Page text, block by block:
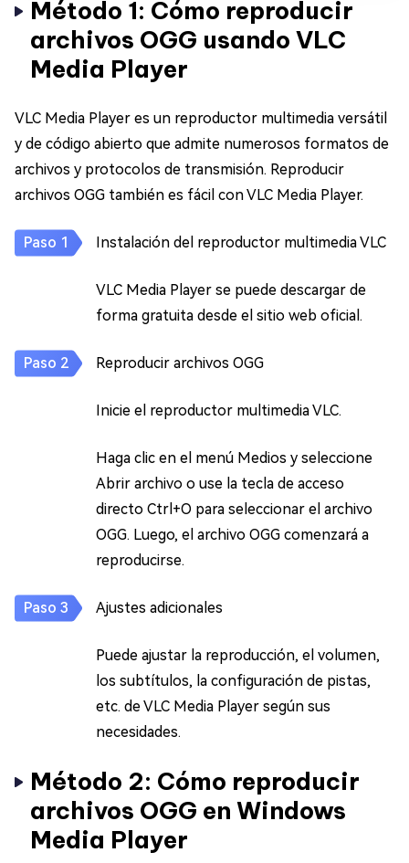
Método 1: Cómo reproducir
archivos OGG usando VLC
Media Player
VLC Media Player es un reproductor multimedia versátil
y de código abierto que admite numerosos formatos de
archivos y protocolos de transmisión. Reproducir
archivos OGG también es fácil con VLC Media Player.
Instalación del reproductor multimedia VLC
VLC Media Player se puede descargar de
forma gratuita desde el sitio web oficial.
Reproducir archivos OGG
Inicie el reproductor multimedia VLC.
Haga clic en el menú Medios y seleccione
Abrir archivo o use la tecla de acceso
directo Ctrl+O para seleccionar el archivo
OGG. Luego, el archivo OGG comenzará a
reproducirse.
Ajustes adicionales
Puede ajustar la reproducción, el volumen,
los subtítulos, la configuración de pistas,
etc. de VLC Media Player según sus
necesidades.
Método 2: Cómo reproducir
archivos OGG en Windows
Media Player